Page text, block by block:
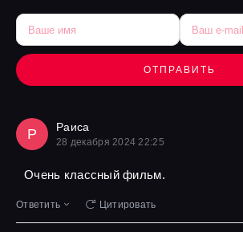
ОТПРАВИТЬ
Р Раиса
28 декабря 2024 22:25
Очень классный фильм.
Ответить Цитировать